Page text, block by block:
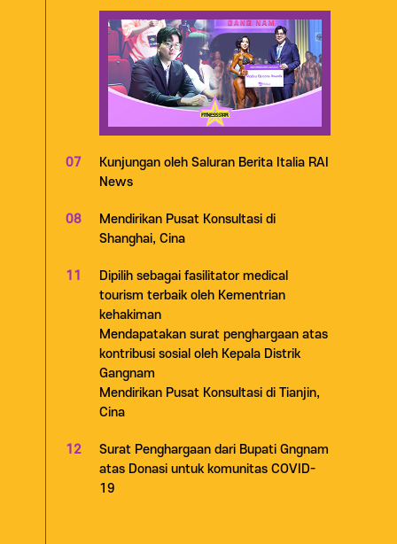
07
Kunjungan oleh Saluran Berita Italia RAI
News
08
Mendirikan Pusat Konsultasi di
Shanghai, Cina
11
Dipilih sebagai fasilitator medical
tourism terbaik oleh Kementrian
kehakiman
Mendapatakan surat penghargaan atas
kontribusi sosial oleh Kepala Distrik
Gangnam
Mendirikan Pusat Konsultasi di Tianjin,
Cina
12
Surat Penghargaan dari Bupati Gngnam
atas Donasi untuk komunitas COVID-
19